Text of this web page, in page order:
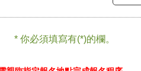
* 你必須填寫有(*)的欄。